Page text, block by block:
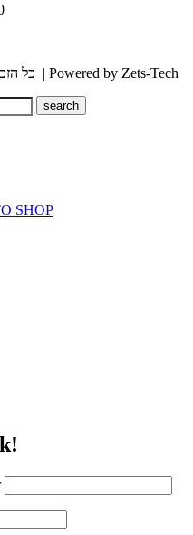
©HZ FABRICS 2021 - כל הזכויות שמורות | Powered by Zets-Tech
SHOP